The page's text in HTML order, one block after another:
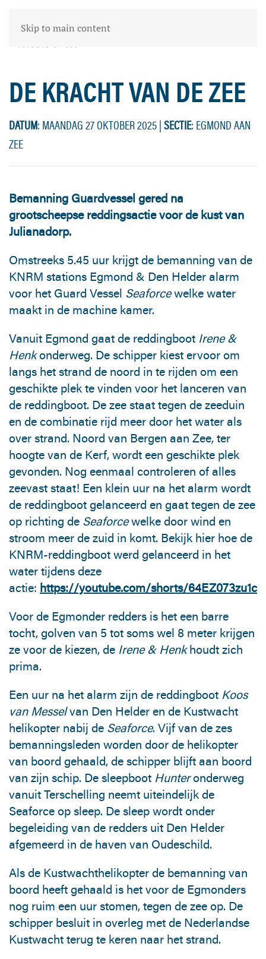
Skip to main content
DE KRACHT VAN DE ZEE
DATUM: MAANDAG 27 OKTOBER 2025|SECTIE: EGMOND AAN
ZEE
Bemanning Guardvessel gered na
grootscheepse reddingsactie voor dekust van
Julianadorp.
Omstreeks 5.45 uur krijgt de bemanning van de
KNRM stations Egmond & Den Helder alarm
voor het Guard Vessel Seaforcewelke water
maakt in de machine kamer.
Vanuit Egmond gaat de reddingboot Irene &
Henkonderweg. De schipper kiest ervoor om
langs het strand de noord in te rijden om een
geschikte plek te vinden voor het lanceren van
de reddingboot. De zee staat tegen de zeeduin
en de combinatie rijd meer door het water als
over strand. Noord van Bergen aan Zee, ter
hoogte van de Kerf, wordt een geschikte plek
gevonden. Nog eenmaal controleren of alles
zeevast staat! Een klein uur na het alarm wordt
de reddingboot gelanceerd en gaat tegen de zee
op richting de Seaforcewelke door wind en
stroom meer de zuid in komt. Bekijk hier hoe de
KNRM-reddingboot werd gelanceerd in het
water tijdens deze
actie: https://youtube.com/shorts/64EZ073zu1c
Voor de Egmonder redders is het een barre
tocht, golven van 5 tot soms wel 8 meter krijgen
ze voor de kiezen, de Irene & Henkhoudt zich
prima.
Een uur na het alarm zijn de reddingboot Koos
van Messelvan Den Helder en de Kustwacht
helikopter nabij de Seaforce. Vijf van de zes
bemanningsleden worden door de helikopter
van boord gehaald, de schipper blijft aan boord
van zijn schip. De sleepboot Hunteronderweg
vanuit Terschelling neemt uiteindelijk de
Seaforce op sleep. De sleep wordt onder
begeleiding van de redders uit Den Helder
afgemeerd in de haven van Oudeschild.
Als de Kustwachthelikopter de bemanning van
boord heeft gehaald is het voor de Egmonders
nog ruim een uur stomen, tegen de zee op. De
schipper besluit in overleg met de Nederlandse
Kustwacht terug te keren naar het strand.